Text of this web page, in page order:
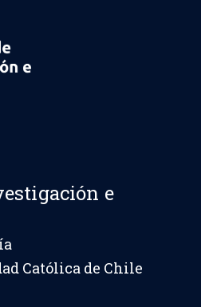
e
Católica de Chile